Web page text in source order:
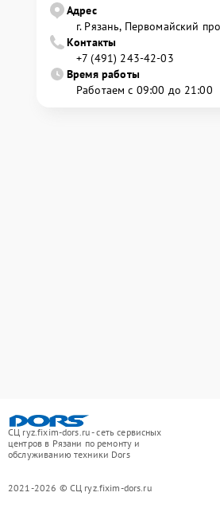
Адрес
г. Рязань, Первомайский
Контакты
+7 (491) 243-42-03
Время работы
Работаем с 09:00 до 21:00
СЦ ryz.fixim-dors.ru - сеть сервисных
центров в Рязани по ремонту и
обслуживанию техники Dors
2021-2026 © СЦ ryz.fixim-dors.ru